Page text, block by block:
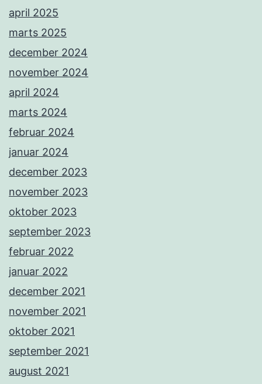
april 2025
marts 2025
december 2024
november 2024
april 2024
marts 2024
februar 2024
januar 2024
december 2023
november 2023
oktober 2023
september 2023
februar 2022
januar 2022
december 2021
november 2021
oktober 2021
september 2021
august 2021